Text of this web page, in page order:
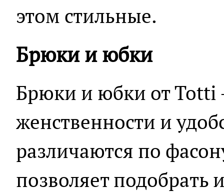
этом стильные.
Брюки и юбки
Брюки и юбки от Totti
женственности и
различаются по
позволяет подобрать